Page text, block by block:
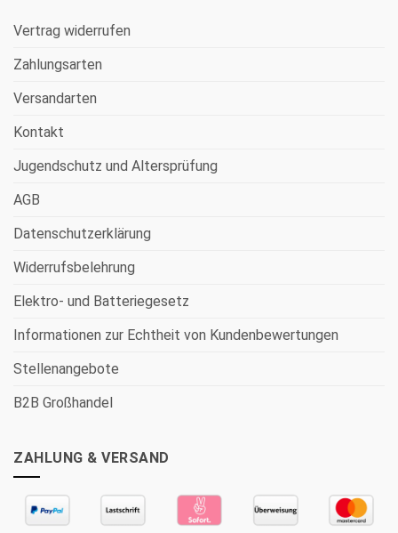
Vertrag widerrufen
Zahlungsarten
Versandarten
Kontakt
Jugendschutz und Altersprüfung
AGB
Datenschutzerklärung
Widerrufsbelehrung
Elektro- und Batteriegesetz
Informationen zur Echtheit von Kundenbewertungen
Stellenangebote
B2B Großhandel
ZAHLUNG & VERSAND